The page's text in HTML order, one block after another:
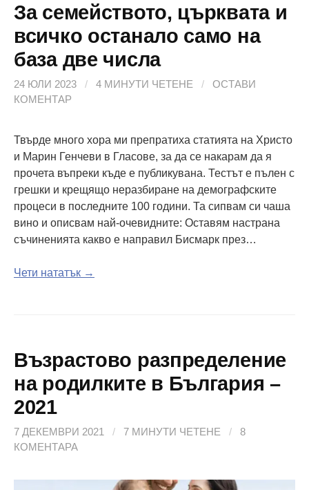
За семейството, църквата и
всичко останало само на
база две числа
24 ЮЛИ 2023 / 4 МИНУТИ ЧЕТЕНЕ /
ОСТАВИ
КОМЕНТАР
Твърде много хора ми препратиха статията на Христо
и Марин Генчеви в Гласове, за да се накарам да я
прочета въпреки къде е публикувана. Тестът е пълен с
грешки и крещящо неразбиране на демографските
процеси в последните 100 години. Та сипвам си чаша
вино и описвам най-очевидните: Оставям настрана
съчиненията какво е направил Бисмарк през…
Чети нататък →
Възрастово разпределение
на родилките в България –
2021
7 ДЕКЕМВРИ 2021 / 7 МИНУТИ ЧЕТЕНЕ /
8
КОМЕНТАРА